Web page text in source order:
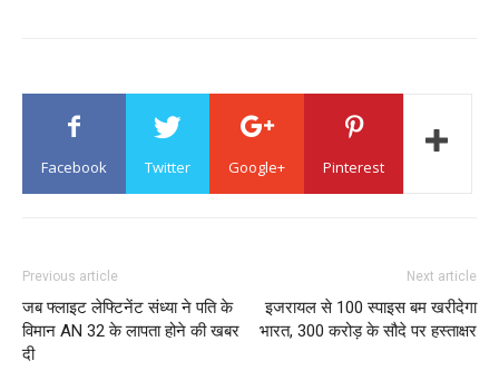
Facebook Twitter Google+ Pinterest
Previous article
जब फ्लाइट लेफ्टिनेंट संध्या ने पति के
विमान AN 32 के लापता होने की खबर
दी
Next article
इजरायल से 100 स्पाइस बम खरीदेगा
भारत, 300 करोड़ के सौदे पर हस्ताक्षर